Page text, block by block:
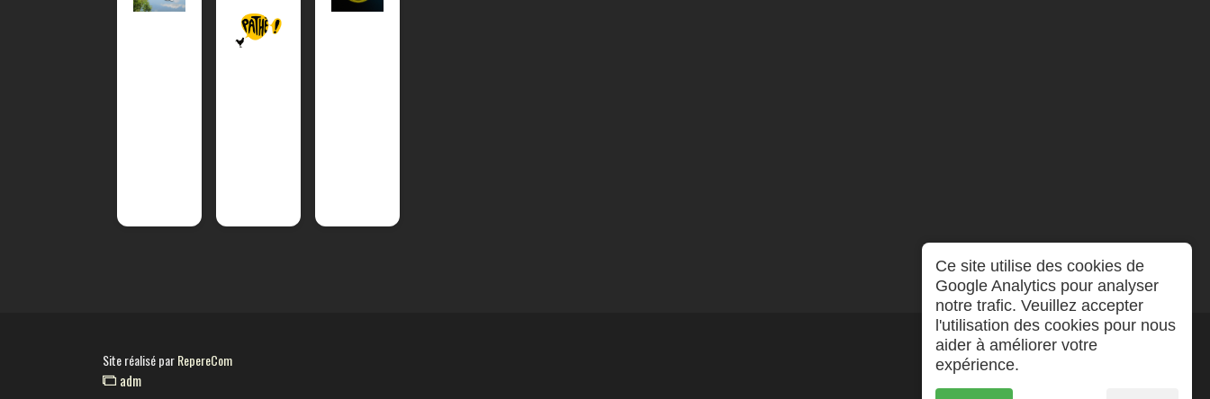
Site réalisé parRepereCom
adm
Ce site utilise des cookies de
Google Analytics pour analyser
notre trafic. Veuillez accepter
l'utilisation des cookies pour nous
aider à améliorer votre
expérience.